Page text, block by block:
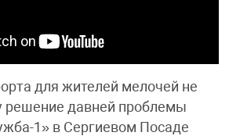
для жителей мелочей не
решение давней проблемы
1» в Сергиевом Посаде